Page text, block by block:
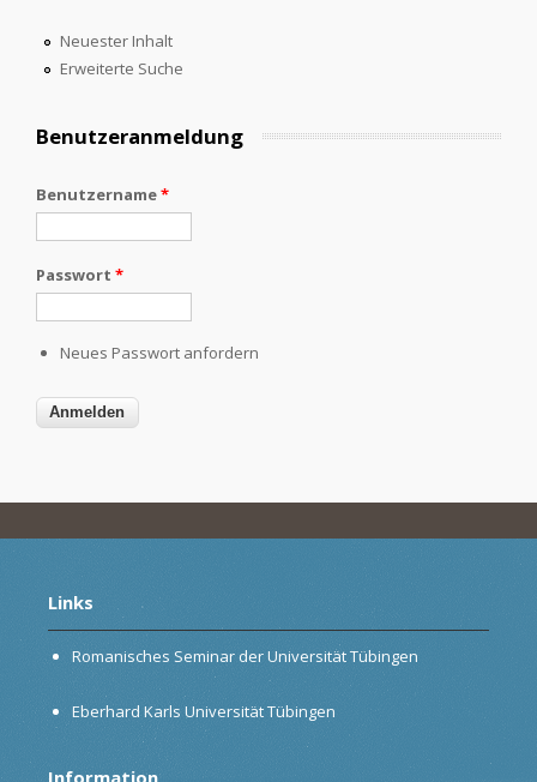
Neuester Inhalt
Erweiterte Suche
Benutzeranmeldung
Benutzername*
Passwort *
Neues Passwort anfordern
Links
Romanisches Seminar der Universität Tübingen
Eberhard Karls Universität Tübingen
Information